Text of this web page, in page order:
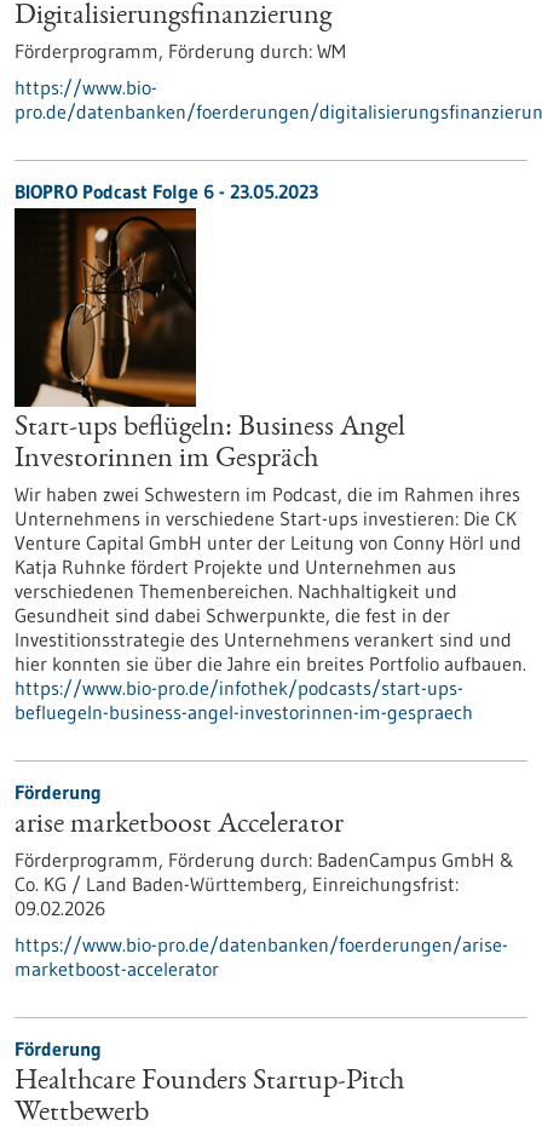
Digitalisierungs­finanzierung
Förderprogramm, Förderung durch: WM
https://www.bio-
pro.de/datenbanken/foerderungen/
BIOPRO Podcast Folge 6 - 23.05.2023
Start-ups beflügeln: Business Angel
Investorinnen im Gespräch
Wir haben zwei Schwestern im Podcast, die im Rahmen ihres
Unternehmens in verschiedene Start-ups investieren: Die CK
Venture Capital GmbH unter der Leitung von Conny Hörl und
Katja Ruhnke fördert Projekte und Unternehmen aus
verschiedenen Themenbereichen. Nachhaltigkeit und
Gesundheit sind dabei Schwerpunkte, die fest in der
Investitionsstrategie des Unternehmens verankert sind und
hier konnten sie über die Jahre ein breites Portfolio aufbauen.
https://www.bio-pro.de/infothek/podcasts/start-ups-
befluegeln-business-angel-investorinnen-im-gespraech
Förderung
arise marketboost Accelerator
Förderprogramm, Förderung durch: BadenCampus GmbH &
Co. KG / Land Baden-Württemberg, Einreichungsfrist:
09.02.2026
https://www.bio-pro.de/datenbanken/foerderungen/arise-
marketboost-accelerator
Förderung
Healthcare Founders Startup-Pitch
Wettbewerb